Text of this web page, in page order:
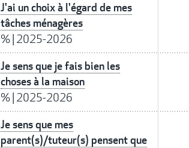
J'ai un choix à l'égard de mes
tâches ménagères
%| 2025-2026
Je sens que je fais bien les
choses à la maison
%| 2025-2026
Je sens que mes
parent(s)/tuteur(s) pensent que